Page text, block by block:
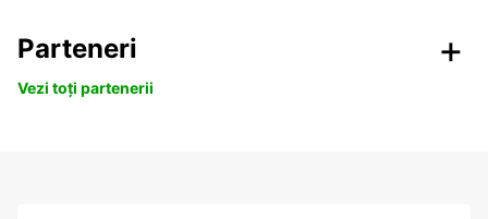
Parteneri
Vezi toți partenerii